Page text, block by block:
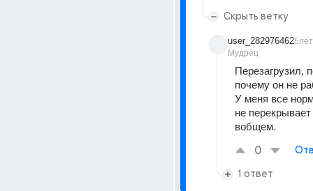
Скрыть ветку
user_282976462
Мудрец
5лет
Перезагрузил,
почему он не
У меня все
не
вобщем.
0
1 ответ